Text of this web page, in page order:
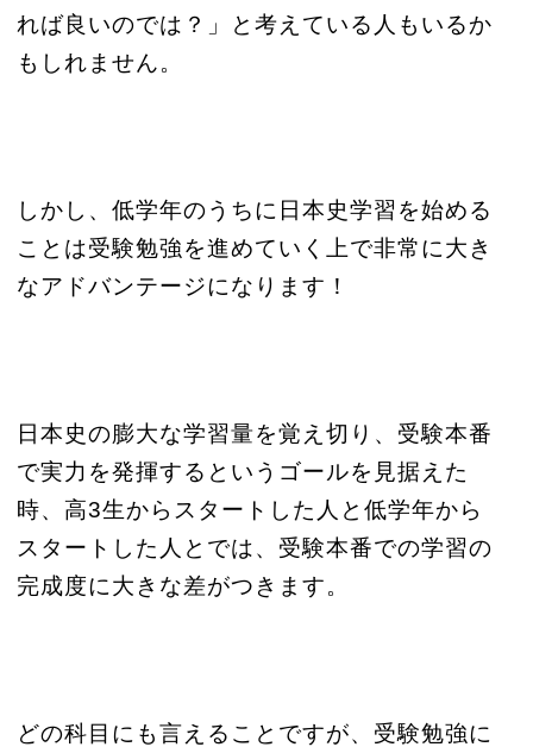
れば良いのでは？」と考えている人もいるか
もしれません。
しかし、低学年のうちに日本史学習を始める
ことは受験勉強を進めていく上で非常に大き
なアドバンテージになります！
日本史の膨大な学習量を覚え切り、受験本番
で実力を発揮するというゴールを見据えた
時、高3生からスタートした人と低学年から
スタートした人とでは、受験本番での学習の
完成度に大きな差がつきます。
どの科目にも言えることですが、受験勉強に